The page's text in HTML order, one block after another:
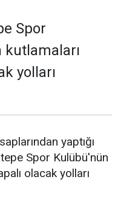
Spor
yolları
yaptığı
Spor Kulübü'nün
olacak yolları